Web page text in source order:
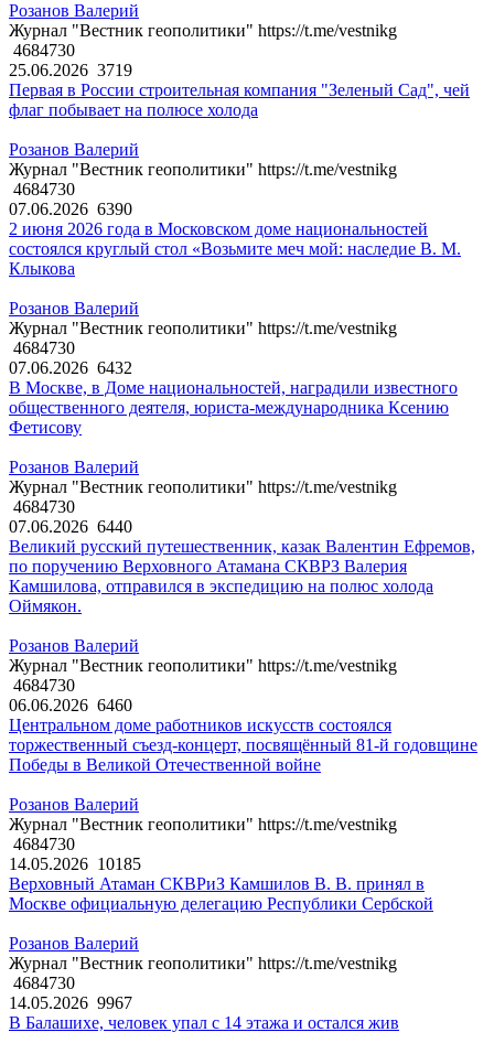
Розанов Валерий
Журнал "Вестник геополитики" https://t.me/vestnikg
4684730
25.06.2026 3719
Первая в России строительная компания "Зеленый Сад", чей
флаг побывает на полюсе холода
Розанов Валерий
Журнал "Вестник геополитики" https://t.me/vestnikg
4684730
07.06.2026 6390
2 июня 2026 года в Московском доме национальностей
состоялся круглый стол «Возьмите меч мой: наследие В. М.
Клыкова
Розанов Валерий
Журнал "Вестник геополитики" https://t.me/vestnikg
4684730
07.06.2026 6432
В Москве, в Доме национальностей, наградили известного
общественного деятеля, юриста-международника Ксению
Фетисову
Розанов Валерий
Журнал "Вестник геополитики" https://t.me/vestnikg
4684730
07.06.2026 6440
Великий русский путешественник, казак Валентин Ефремов,
по поручению Верховного Атамана СКВРЗ Валерия
Камшилова, отправился в экспедицию на полюс холода
Оймякон.
Розанов Валерий
Журнал "Вестник геополитики" https://t.me/vestnikg
4684730
06.06.2026 6460
Центральном доме работников искусств состоялся
торжественный съезд-концерт, посвящённый 81-й годовщине
Победы в Великой Отечественной войне
Розанов Валерий
Журнал "Вестник геополитики" https://t.me/vestnikg
4684730
14.05.2026 10185
Верховный Атаман СКВРиЗ Камшилов В. В. принял в
Москве официальную делегацию Республики Сербской
Розанов Валерий
Журнал "Вестник геополитики" https://t.me/vestnikg
4684730
14.05.2026 9967
В Балашихе, человек упал с 14 этажа и остался жив